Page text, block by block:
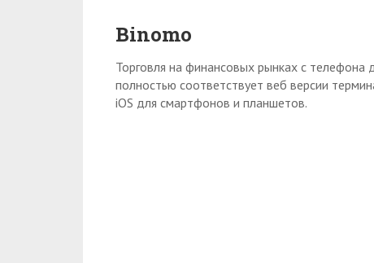
Binomo
Торговля на финансовых рынках с телефона
полностью соответствует веб версии
iOS для смартфонов и планшетов.